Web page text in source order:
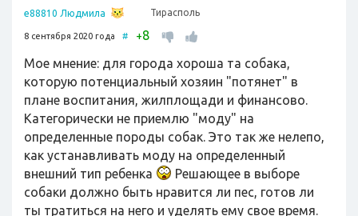
e88810 Людмила Тирасполь
8 сентября 2020 года # +8
Мое мнение: для города хороша та собака,
которую потенциальный хозяин "потянет" в
плане воспитания, жилплощади и финансово.
Категорически не приемлю "моду" на
определенные породы собак. Это так же нелепо,
как устанавливать моду на определенный
внешний тип ребенка
Решающее в выборе
собаки должно быть нравится ли пес, готов ли
ты тратиться на него и уделять ему свое время.